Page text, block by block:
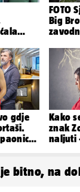
FOTO
Big
gdje
Kako
znak
naljuti
bitno, na